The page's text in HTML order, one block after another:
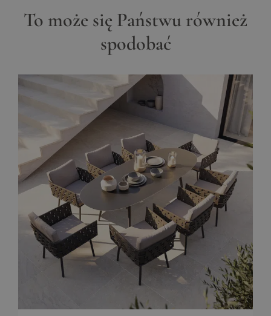
To może się Państwu również
spodobać